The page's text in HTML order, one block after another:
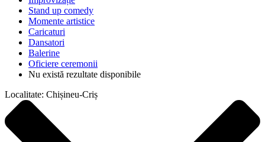
Stand up comedy
Momente artistice
Caricaturi
Dansatori
Balerine
Oficiere ceremonii
Nu există rezultate disponibile
Localitate: Chișineu-Criș